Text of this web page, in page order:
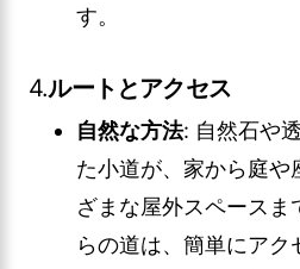
す。
4.ルートとアクセス
自然な方法: 自然石や
た小道が、家から庭や
ざまな屋外スペース
らの道は、簡単にア